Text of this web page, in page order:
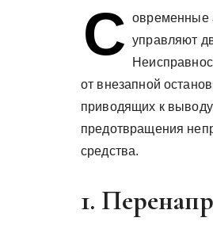
С овременные
управляют
от внезапной
приводящих к
предотвращения
средства.
1.